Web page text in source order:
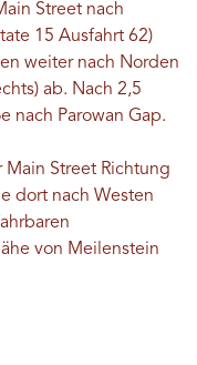
Street nach
15 Ausfahrt 62)
weiter nach Norden
ab. Nach 2,5
nach Parowan Gap.
Main Street Richtung
dort nach Westen
von Meilenstein